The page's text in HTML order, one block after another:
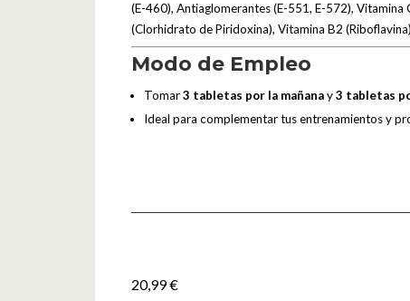
(E-460), Antiaglomerantes (E-551, E-572),
(Clorhidrato de Piridoxina), Vitamina B2
Modo de Empleo
Tomar3 tabletas por la mañanay3 tabletas
Ideal para complementar tus entrenamientos y
20,99€